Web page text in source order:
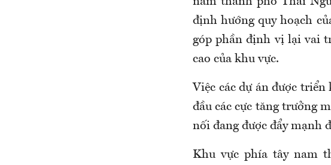
định hướng quy hoạch
góp phần định vị lại vai
cao của khu vực.
Việc các dự án được
đầu các cực tăng trưởng
nối đang được đẩy mạnh
Khu vực phía tây nam